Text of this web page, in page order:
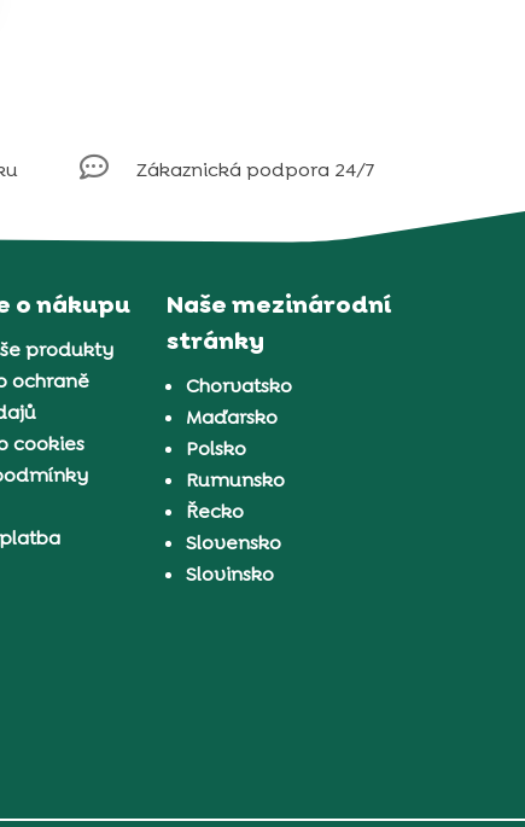
 Zákaznická podpora 24/7
o nákupu
produkty
ochraně
cookies
Naše mezinárodní
stránky
Chorvatsko
Maďarsko
Polsko
Rumunsko
Řecko
Slovensko
Slovinsko